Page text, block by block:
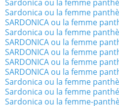
Sardonica ou la femme
Sardonica ou la femme
SARDONICA ou la femme
Sardonica ou la femme
SARDONICA ou la femme
SARDONICA ou la femme
SARDONICA ou la femme
SARDONICA ou la femme
Sardonica ou la femme
Sardonica ou la femme
Sardonica ou la femme-